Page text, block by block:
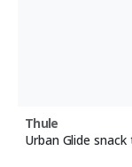
Thule
Urban Glide snack